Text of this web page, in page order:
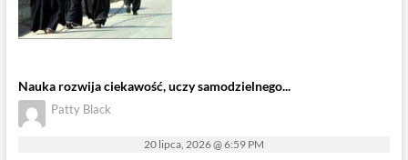
Nauka rozwija ciekawość, uczy samodzielnego...
Patty Black
20 lipca, 2026 @ 6:59 PM